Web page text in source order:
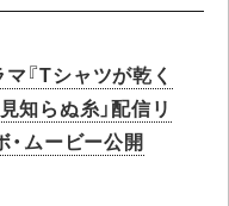
『Tシャツが乾く
知らぬ糸」配信リ
ムービー公開